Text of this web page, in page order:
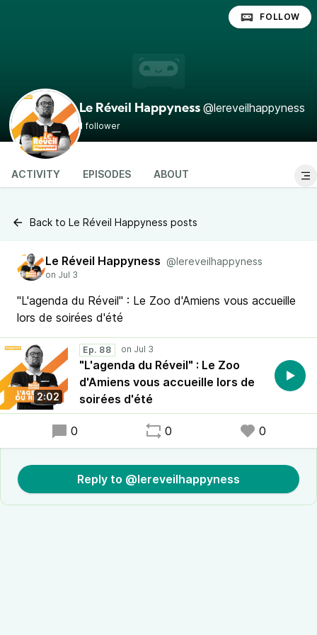
Le Réveil Happyness @lereveilhappyness
1 follower
FOLLOW
ACTIVITY EPISODES ABOUT
Back to Le Réveil Happyness posts
Le Réveil Happyness @lereveilhappyness
"L'agenda du Réveil" : Le Zoo d'Amiens vous accueille
lors de soirées d'été
2:02
Ep. 88
"L'agenda du Réveil" : Le Zoo
d'Amiens vous accueille lors de
soirées d'été
0 0 0
Reply to @lereveilhappyness